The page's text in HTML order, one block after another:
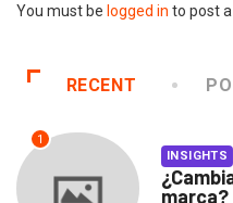
You must be logged in to post
RECENT
1
INSIGHTS